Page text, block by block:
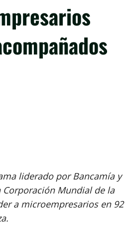
liderado por Bancamía y
Corporación Mundial de la
a microempresarios en 92